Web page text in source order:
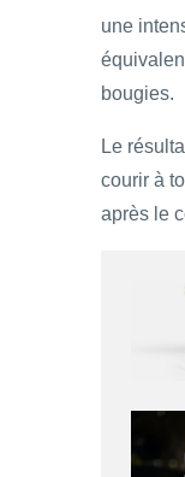
une
bougies.
Le
courir à
après le